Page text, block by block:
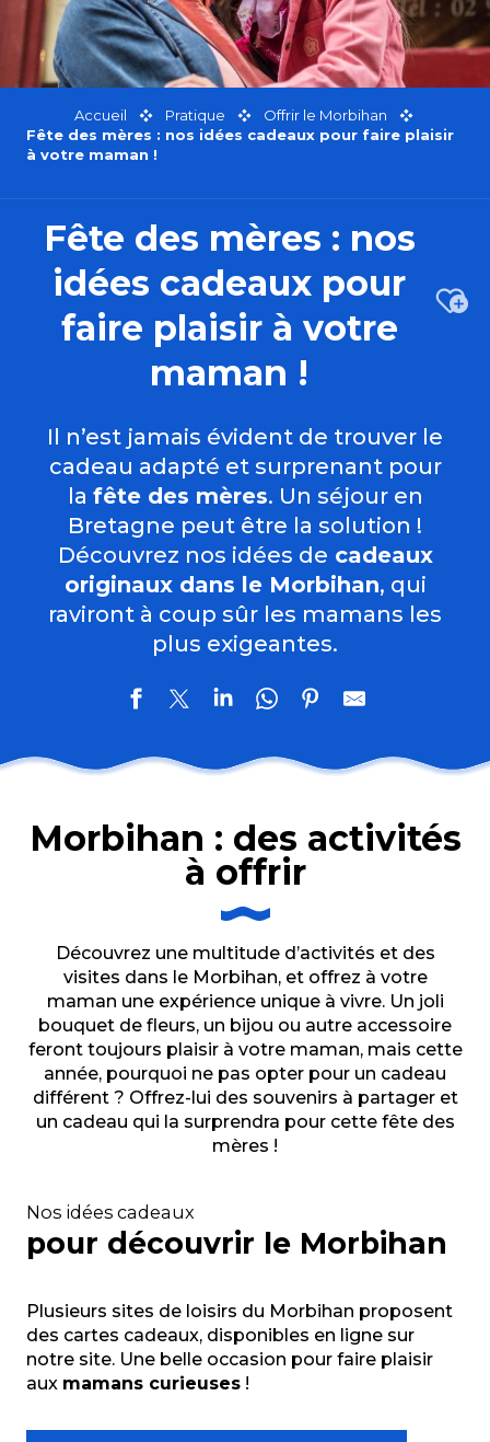
Accueil Pratique
Offrir le Morbihan
Fête des mères : nos idées cadeaux pour faire plaisir
à votre maman !
Fête des mères : nos
idées cadeaux pour
faire plaisir à votre
maman !
Il n’est jamais évident de trouver le
cadeau adapté et surprenant pour
la fête des mères. Un séjour en
Bretagne peut être la solution !
Découvrez nos idées de cadeaux
originaux dans le Morbihan, qui
raviront à coup sûr les mamans les
plus exigeantes.
Morbihan : des activités
à offrir
Découvrez une multitude d’activités et des
visites dans le Morbihan, et offrez à votre
maman une expérience unique à vivre. Un joli
bouquet de fleurs, un bijou ou autre accessoire
feront toujours plaisir à votre maman, mais cette
année, pourquoi ne pas opter pour un cadeau
différent ? Offrez-lui des souvenirs à partager et
un cadeau qui la surprendra pour cette fête des
mères !
Nos idées cadeaux
pour découvrir le Morbihan
Plusieurs sites de loisirs du Morbihan proposent
des cartes cadeaux, disponibles en ligne sur
notre site. Une belle occasion pour faire plaisir
aux mamans curieuses !